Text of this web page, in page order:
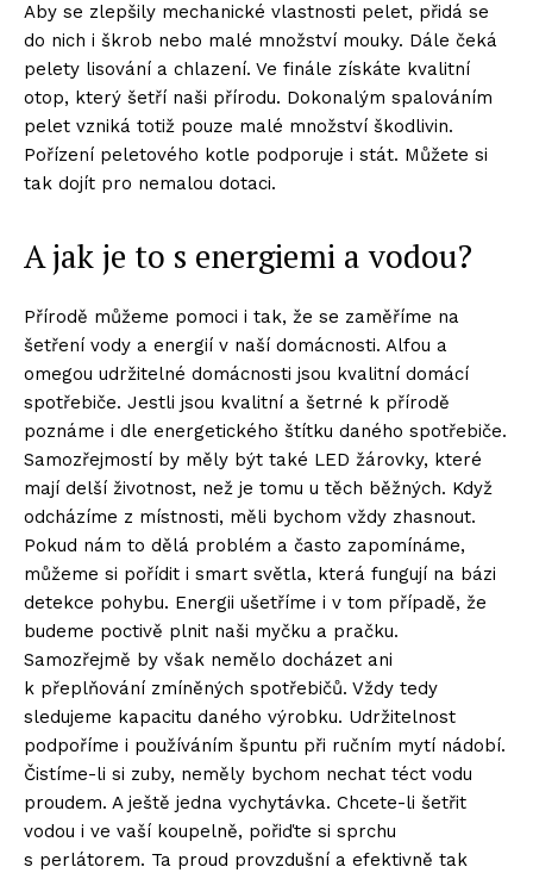
Aby se zlepšily mechanické vlastnosti pelet, přidá se
do nich i škrob nebo malé množství mouky. Dále čeká
pelety lisování a chlazení. Ve finále získáte kvalitní
otop, který šetří naši přírodu. Dokonalým spalováním
pelet vzniká totiž pouze malé množství škodlivin.
Pořízení peletového kotle podporuje i stát. Můžete si
tak dojít pro nemalou dotaci.
A jak je to s energiemi a vodou?
Přírodě můžeme pomoci i tak, že se zaměříme na
šetření vody a energií v naší domácnosti. Alfou a
omegou udržitelné domácnosti jsou kvalitní domácí
spotřebiče. Jestli jsou kvalitní a šetrné k přírodě
poznáme i dle energetického štítku daného spotřebiče.
Samozřejmostí by měly být také LED žárovky, které
mají delší životnost, než je tomu u těch běžných. Když
odcházíme z místnosti, měli bychom vždy zhasnout.
Pokud nám to dělá problém a často zapomínáme,
můžeme si pořídit i smart světla, která fungují na bázi
detekce pohybu. Energii ušetříme i v tom případě, že
budeme poctivě plnit naši myčku a pračku.
Samozřejmě by však nemělo docházet ani
k přeplňování zmíněných spotřebičů. Vždy tedy
sledujeme kapacitu daného výrobku. Udržitelnost
podpoříme i používáním špuntu při ručním mytí nádobí.
Čistíme-li si zuby, neměly bychom nechat téct vodu
proudem. A ještě jedna vychytávka. Chcete-li šetřit
vodou i ve vaší koupelně, pořiďte si sprchu
s perlátorem. Ta proud provzdušní a efektivně tak